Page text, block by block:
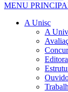
MENU
A Unisc
A
Editora